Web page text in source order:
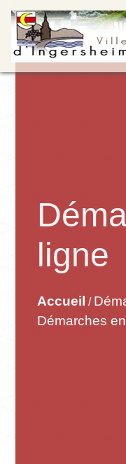
ligne
Accueil /
Démarches